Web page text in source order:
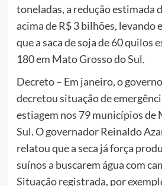
toneladas, a redução estimada
acima de R$ 3 bilhões, levando
que a saca de soja de 60 quilos
180 em Mato Grosso do Sul.
Decreto – Em janeiro, o
decretou situação de
estiagem nos 79 municípios de
Sul. O governador Reinaldo
relatou que a seca já força
suínos a buscarem água com
Situação registrada, por